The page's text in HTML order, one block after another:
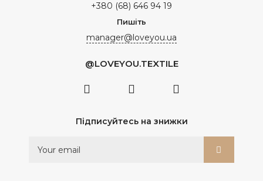
+380 (68) 646 94 19
Пишіть
manager@loveyou.ua
Підписуйтесь на знижки
@LOVEYOU.TEXTILE